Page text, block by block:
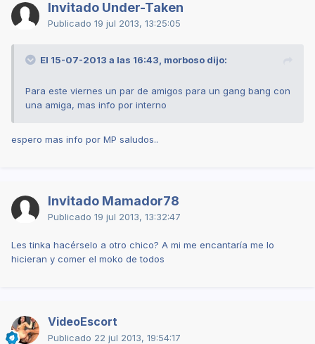
Invitado Under-Taken
Publicado 19 jul 2013, 13:25:05
El 15-07-2013 a las 16:43, morboso dijo:
Para este viernes un par de amigos para un gang bang con
una amiga, mas info por interno
espero mas info por MP saludos..
Invitado Mamador78
Publicado 19 jul 2013, 13:32:47
Les tinka hacérselo a otro chico? A mi me encantaría me lo
hicieran y comer el moko de todos
VideoEscort
Publicado 22 jul 2013, 19:54:17